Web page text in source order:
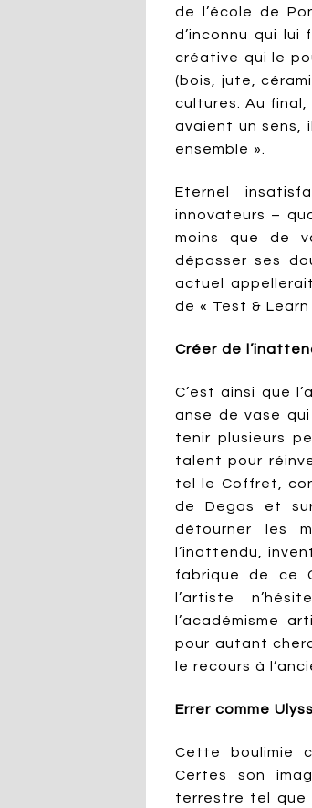
de l’école de
d’inconnu qui
créative qui le
(bois, jute,
cultures. Au
avaient un sens,
ensemble ».
Eternel
innovateurs –
moins que de
dépasser ses
actuel
de « Test & Learn
Créer de
C’est ainsi que
anse de vase
tenir plusieurs
talent pour
tel le Coffret,
de Degas et
détourner les
l’inattendu,
fabrique de ce
l’artiste
l’académisme
pour autant
le recours à
Errer comme
Cette boulimie
Certes son
terrestre tel que